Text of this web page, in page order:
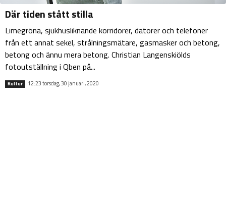
Där tiden stått stilla
Limegröna, sjukhusliknande korridorer, datorer och telefoner
från ett annat sekel, strålningsmätare, gasmasker och betong,
betong och ännu mera betong. Christian Langenskiölds
fotoutställning i Qben på...
Kultur 12:23 torsdag, 30 januari, 2020